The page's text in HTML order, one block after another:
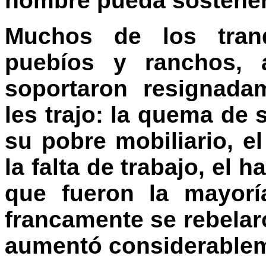
Muchos de los
puebíos y ranchos,
soportaron
les trajo: la quema de
su pobre mobiliario,
la falta de trabajo, el
que fueron la
francamente se
aumentó